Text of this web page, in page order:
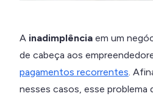
A inadimplência em um
de cabeça aos
pagamentos recorrentes.
nesses casos, esse problema